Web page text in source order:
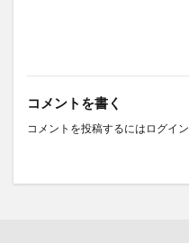
コメントを書く
コメントを投稿するには ログイン